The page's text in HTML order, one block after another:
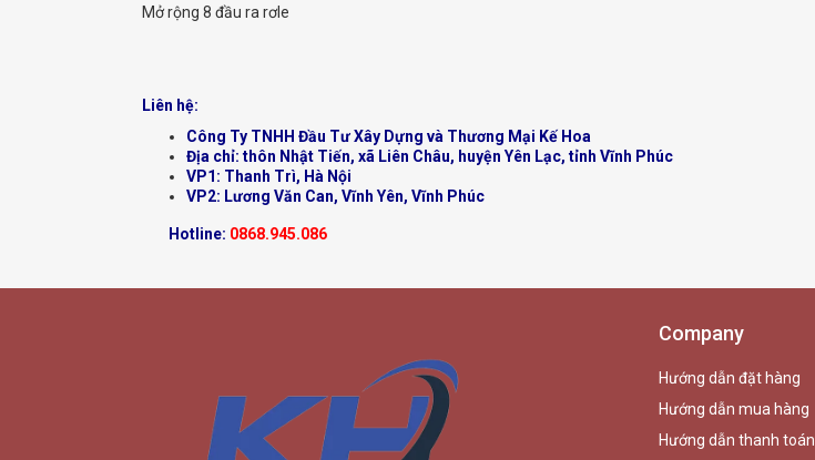
Mở rộng 8 đầu ra rơle
Liên hệ:
Công Ty TNHH Đầu Tư Xây Dựng và Thương Mại Kế Hoa
Địa chỉ: thôn Nhật Tiến, xã Liên Châu, huyện Yên Lạc, tỉnh Vĩnh Phúc
VP1: Thanh Trì, Hà Nội
VP2: Lương Văn Can, Vĩnh Yên, Vĩnh Phúc
Hotline: 0868.945.086
Company
Hướng dẫn đặt hàng
Hướng dẫn mua hàng
Hướng dẫn thanh toán